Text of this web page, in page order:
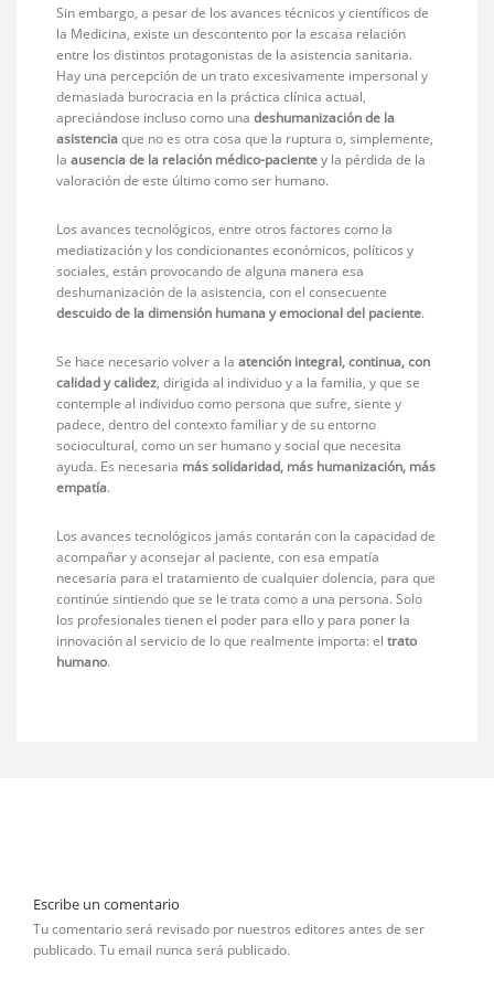
Sin embargo, a pesar de los avances técnicos y científicos de
la Medicina, existe un descontento por la escasa relación
entre los distintos protagonistas de la asistencia sanitaria.
Hay una percepción de un trato excesivamente impersonal y
demasiada burocracia en la práctica clínica actual,
apreciándose incluso como unadeshumanización de la
asistenciaque no es otra cosa que la ruptura o, simplemente,
laausencia de la relación médico-pacientey la pérdida de la
valoración de este último como ser humano.
Los avances tecnológicos, entre otros factores como la
mediatización y los condicionantes económicos, políticos y
sociales, están provocando de alguna manera esa
deshumanización de la asistencia, con el consecuente
descuido de la dimensión humana y emocional del paciente.
Se hace necesario volver a laatención integral, continua, con
calidad y calidez, dirigida al individuo y a la familia, y que se
contemple al individuo como persona que sufre, siente y
padece, dentro del contexto familiar y de su entorno
sociocultural, como un ser humano y social que necesita
ayuda. Es necesaria más solidaridad, más humanización, más
empatía.
Los avances tecnológicos jamás contarán con la capacidad de
acompañar y aconsejar al paciente, con esa empatía
necesaria para el tratamiento de cualquier dolencia, para que
continúe sintiendo que se le trata como a una persona. Solo
los profesionales tienen el poder para ello y para poner la
innovación al servicio de lo que realmente importa: eltrato
humano.
Escribe un comentario
Tu comentario será revisado por nuestros editores antes de ser
publicado. Tu email nunca será publicado.